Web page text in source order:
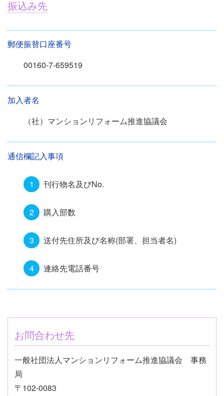
振込み先
郵便振替口座番号
00160-7-659519
加入者名
（社）マンションリフォーム推進協議会
通信欄記入事項
刊行物名及びNo.
購入部数
送付先住所及び名称(部署、担当者名)
連絡先電話番号
お問合わせ先
一般社団法人マンションリフォーム推進協議会 事務
局
〒102-0083